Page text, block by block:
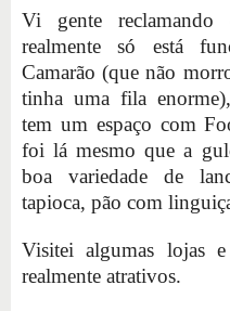
Vi gente reclamando
realmente só está
Camarão (que não
tinha uma fila
tem um espaço com
foi lá mesmo que a
boa variedade de
tapioca, pão com
Visitei algumas lojas
realmente atrativos.